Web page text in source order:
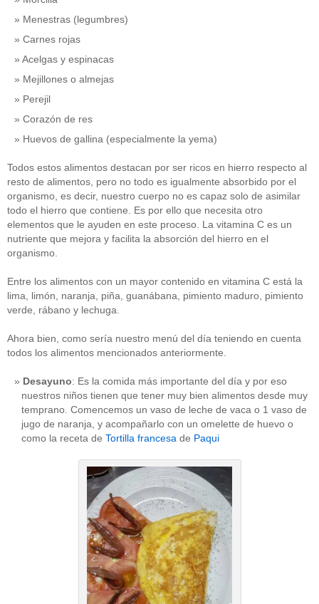
Menestras (legumbres)
Carnes rojas
Acelgas y espinacas
Mejillones o almejas
Perejil
Corazón de res
Huevos de gallina (especialmente la yema)
Todos estos alimentos destacan por ser ricos en hierro respecto al
resto de alimentos, pero no todo es igualmente absorbido por el
organismo, es decir, nuestro cuerpo no es capaz solo de asimilar
todo el hierro que contiene. Es por ello que necesita otro
elementos que le ayuden en este proceso. La vitamina C es un
nutriente que mejora y facilita la absorción del hierro en el
organismo.
Entre los alimentos con un mayor contenido en vitamina C está la
lima, limón, naranja, piña, guanábana, pimiento maduro, pimiento
verde, rábano y lechuga.
Ahora bien, como sería nuestro menú del día teniendo en cuenta
todos los alimentos mencionados anteriormente.
Desayuno: Es la comida más importante del día y por eso
nuestros niños tienen que tener muy bien alimentos desde muy
temprano. Comencemos un vaso de leche de vaca o 1 vaso de
jugo de naranja, y acompañarlo con un omelette de huevo o
como la receta de Tortilla francesa de Paqui